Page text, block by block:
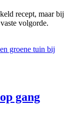
recept, maar bij
volgorde.
gang